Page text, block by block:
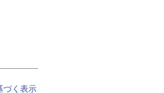
づく表示